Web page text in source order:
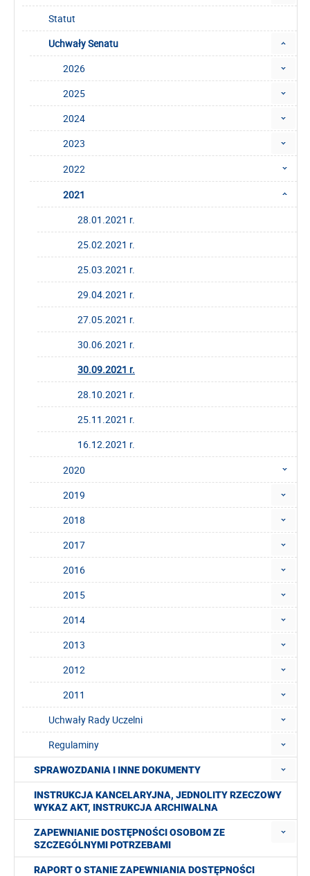
Statut
Uchwały Senatu
2026
2025
2024
2023
2022
2021
28.01.2021 r.
25.02.2021 r.
25.03.2021 r.
29.04.2021 r.
27.05.2021 r.
30.06.2021 r.
30.09.2021 r.
28.10.2021 r.
25.11.2021 r.
16.12.2021 r.
2020
2019
2018
2017
2016
2015
2014
2013
2012
2011
Uchwały Rady Uczelni
Regulaminy
SPRAWOZDANIA I INNE DOKUMENTY
INSTRUKCJA KANCELARYJNA, JEDNOLITY RZECZOWY
WYKAZ AKT, INSTRUKCJA ARCHIWALNA
ZAPEWNIANIE DOSTĘPNOŚCI OSOBOM ZE
SZCZEGÓLNYMI POTRZEBAMI
RAPORT O STANIE ZAPEWNIANIA DOSTĘPNOŚCI